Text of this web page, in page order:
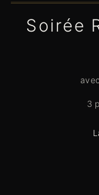
Soirée
3